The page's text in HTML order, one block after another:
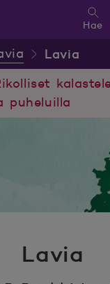
Hae
Lavia
puheluilla
Lavia